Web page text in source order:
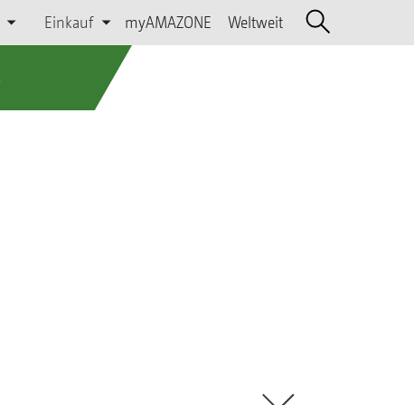
Einkauf myAMAZONE Weltweit